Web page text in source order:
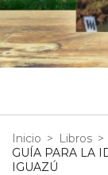
Inicio > Libros >
GUÍA PARA LA
IGUAZÚ